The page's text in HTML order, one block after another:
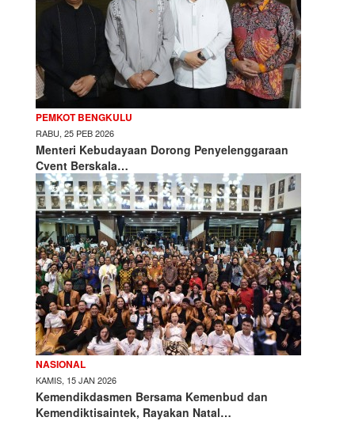
PEMKOT BENGKULU
RABU, 25 PEB 2026
Menteri Kebudayaan Dorong Penyelenggaraan
Cvent Berskala…
NASIONAL
KAMIS, 15 JAN 2026
Kemendikdasmen Bersama Kemenbud dan
Kemendiktisaintek, Rayakan Natal…